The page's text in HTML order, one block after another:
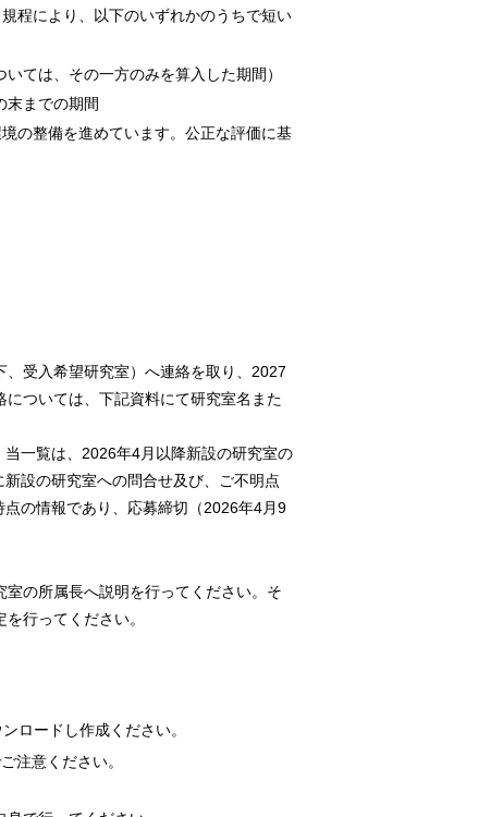
程により、以下のいずれかのうちで短い
ては、その一方のみを算入した期間）
末までの期間
の整備を進めています。公正な評価に基
受入希望研究室）へ連絡を取り、2027
ついては、下記資料にて研究室名また
一覧は、2026年4月以降新設の研究室の
設の研究室への問合せ及び、ご不明点
の情報であり、応募締切（2026年4月9
の所属長へ説明を行ってください。そ
行ってください。
ロードし作成ください。
注意ください。